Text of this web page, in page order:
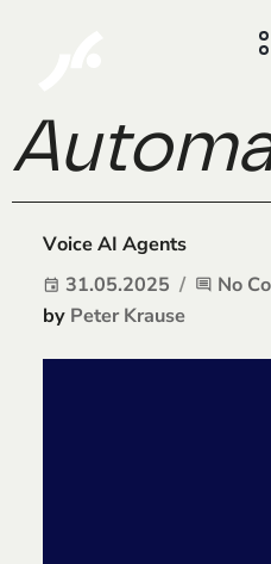
Voice AI Agents
event 31.05.2025 comment No
by Peter Krause